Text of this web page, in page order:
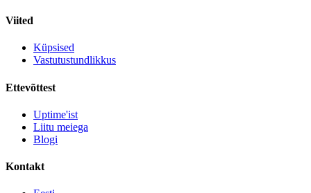
Viited
Küpsised
Vastutustundlikkus
Ettevõttest
Uptime'ist
Liitu meiega
Blogi
Kontakt